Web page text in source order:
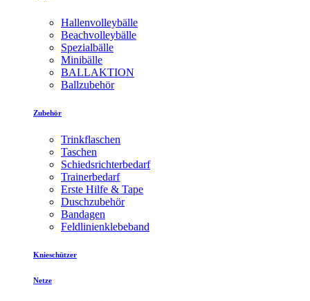
Hallenvolleybälle
Beachvolleybälle
Spezialbälle
Minibälle
BALLAKTION
Ballzubehör
Zubehör
Trinkflaschen
Taschen
Schiedsrichterbedarf
Trainerbedarf
Erste Hilfe & Tape
Duschzubehör
Bandagen
Feldlinienklebeband
Knieschützer
Netze